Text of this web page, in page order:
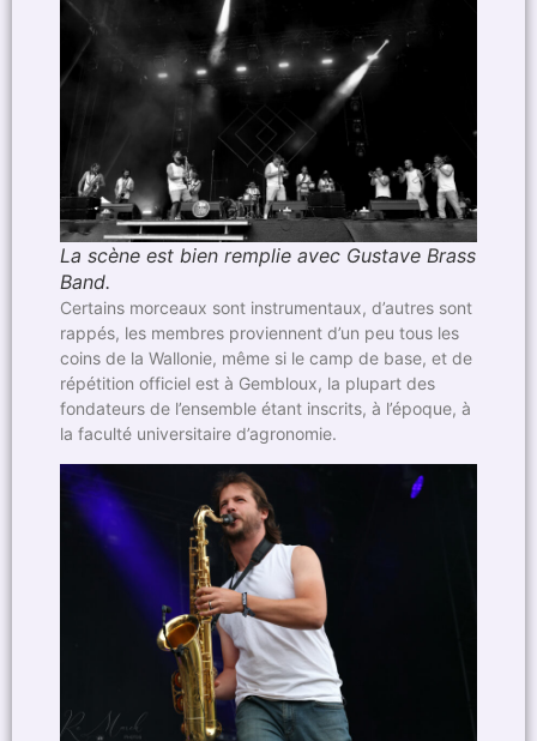
La scène est bien remplie avec Gustave Brass
Band.
Certains morceaux sont instrumentaux, d’autres sont
rappés, les membres proviennent d’un peu tous les
coins de la Wallonie, même si le camp de base, et de
répétition officiel est à Gembloux, la plupart des
fondateurs de l’ensemble étant inscrits, à l’époque, à
la faculté universitaire d’agronomie.